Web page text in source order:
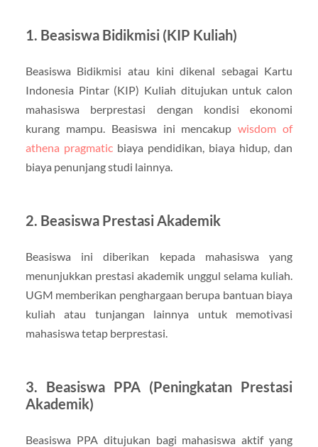
1. Beasiswa Bidikmisi (KIP Kuliah)
Beasiswa Bidikmisi atau kini dikenal sebagai Kartu
Indonesia Pintar (KIP) Kuliah ditujukan untuk calon
mahasiswa berprestasi dengan kondisi ekonomi
kurang mampu. Beasiswa ini mencakupwisdom of
athena pragmaticbiaya pendidikan, biaya hidup, dan
biaya penunjang studi lainnya.
2. Beasiswa Prestasi Akademik
Beasiswa ini diberikan kepada mahasiswa yang
menunjukkan prestasi akademik unggul selama kuliah.
UGM memberikan penghargaan berupa bantuan biaya
kuliah atau tunjangan lainnya untuk memotivasi
mahasiswa tetap berprestasi.
3. Beasiswa PPA (Peningkatan Prestasi
Akademik)
Beasiswa PPA ditujukan bagi mahasiswa aktif yang